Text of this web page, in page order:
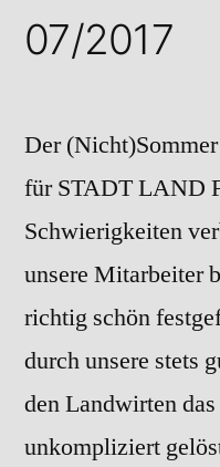
07/2017
Der
für STADT LAND
Schwierigkeiten
unsere Mitarbeiter
richtig schön
durch unsere stets
den Landwirten
unkompliziert